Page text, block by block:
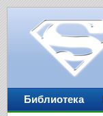
Библиотека